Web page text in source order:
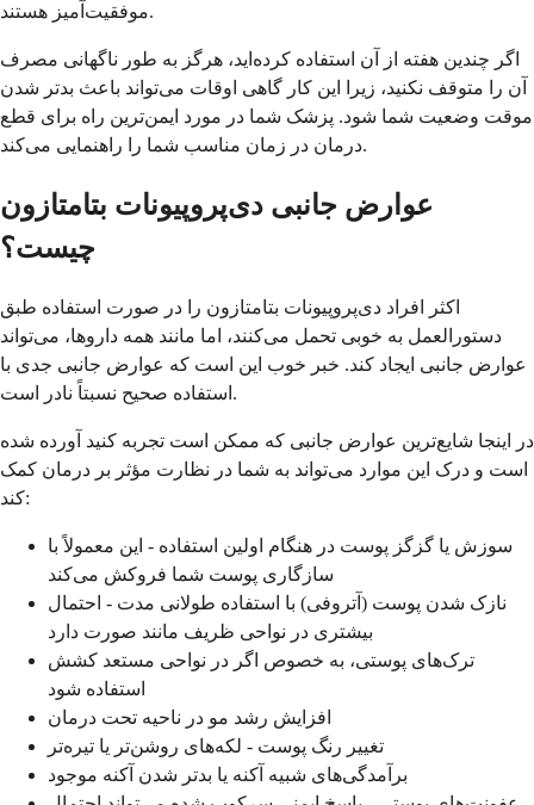
موفقیت‌آمیز هستند.
اگر چندین هفته از آن استفاده کرده‌اید، هرگز به طور ناگهانی مصرف
آن را متوقف نکنید، زیرا این کار گاهی اوقات می‌تواند باعث بدتر شدن
موقت وضعیت شما شود. پزشک شما در مورد ایمن‌ترین راه برای قطع
درمان در زمان مناسب شما را راهنمایی می‌کند.
عوارض جانبی دی‌پروپیونات بتامتازون
چیست؟
اکثر افراد دی‌پروپیونات بتامتازون را در صورت استفاده طبق
دستورالعمل به خوبی تحمل می‌کنند، اما مانند همه داروها، می‌تواند
عوارض جانبی ایجاد کند. خبر خوب این است که عوارض جانبی جدی با
استفاده صحیح نسبتاً نادر است.
در اینجا شایع‌ترین عوارض جانبی که ممکن است تجربه کنید آورده شده
است و درک این موارد می‌تواند به شما در نظارت مؤثر بر درمان کمک
کند:
سوزش یا گزگز پوست در هنگام اولین استفاده - این معمولاً با
سازگاری پوست شما فروکش می‌کند
نازک شدن پوست (آتروفی) با استفاده طولانی مدت - احتمال
بیشتری در نواحی ظریف مانند صورت دارد
ترک‌های پوستی، به خصوص اگر در نواحی مستعد کشش
استفاده شود
افزایش رشد مو در ناحیه تحت درمان
تغییر رنگ پوست - لکه‌های روشن‌تر یا تیره‌تر
برآمدگی‌های شبیه آکنه یا بدتر شدن آکنه موجود